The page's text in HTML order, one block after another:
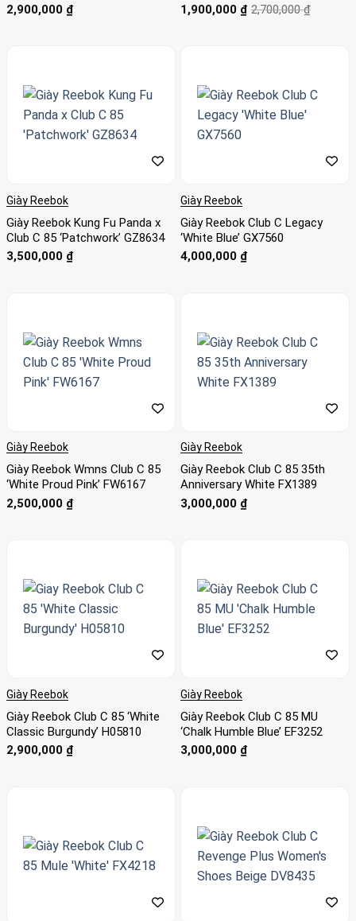
2,900,000 ₫
2,700,000₫
Giá
gốc
1,900,000 ₫
Giá
hiện
Giày Reebok
Giày Reebok Kung Fu Panda x
Club C 85 ‘Patchwork’ GZ8634
3,500,000 ₫
Giày Reebok
Giày Reebok Club C Legacy
‘White Blue’ GX7560
4,000,000 ₫
Giày Reebok
Giày Reebok Wmns Club C 85
‘White Proud Pink’ FW6167
2,500,000 ₫
Giày Reebok
Giày Reebok Club C 85 35th
Anniversary White FX1389
3,000,000 ₫
Giày Reebok
Giày Reebok Club C 85 ‘White
Classic Burgundy’ H05810
2,900,000 ₫
Giày Reebok
Giày Reebok Club C 85 MU
‘Chalk Humble Blue’ EF3252
3,000,000 ₫